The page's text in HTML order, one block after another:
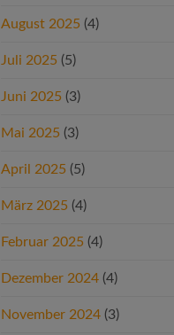
August 2025 (4)
Juli 2025 (5)
Juni 2025 (3)
Mai 2025 (3)
April 2025 (5)
März 2025 (4)
Februar 2025 (4)
Dezember 2024 (4)
November 2024 (3)